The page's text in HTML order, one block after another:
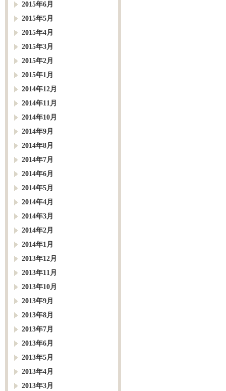
2015年6月
2015年5月
2015年4月
2015年3月
2015年2月
2015年1月
2014年12月
2014年11月
2014年10月
2014年9月
2014年8月
2014年7月
2014年6月
2014年5月
2014年4月
2014年3月
2014年2月
2014年1月
2013年12月
2013年11月
2013年10月
2013年9月
2013年8月
2013年7月
2013年6月
2013年5月
2013年4月
2013年3月